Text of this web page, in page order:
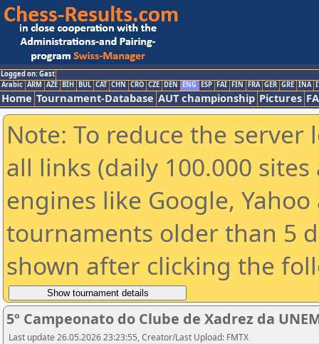
Logged on: Gast
Arabic ARM AZE BIH BUL CAT CHN CRO CZE DEN ENG ESP FAI FIN FRA GER GRE INA
Home Tournament-Database AUT championship Pictures
Note: To reduce the
all links (daily 100.000
engines like Google,
tournaments older than 5
shown after clicking the
5º Campeonato do Clube de Xadrez da
Last update 26.05.2026 23:23:55, Creator/Last Upload: FMTX